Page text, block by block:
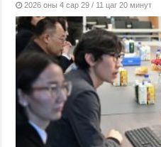
2026 оны 4 сар 29 / 11 цаг 20 минут